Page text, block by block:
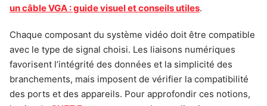
un câble VGA : guide visuel et conseils utiles.
Chaque composant du système vidéo doit être compatible
avec le type de signal choisi. Les liaisons numériques
favorisent l’intégrité des données et la simplicité des
branchements, mais imposent de vérifier la compatibilité
des ports et des appareils. Pour approfondir ces notions,